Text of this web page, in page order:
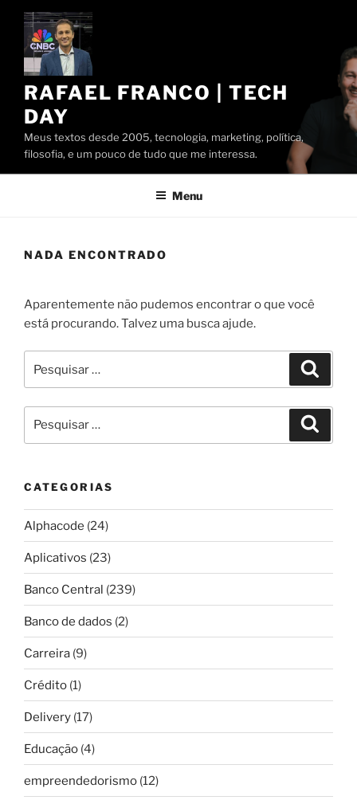
Pular
conteúdo
RAFAEL FRANCO | TECH
DAY
Meus textos desde 2005, tecnologia, marketing, política,
filosofia, e um pouco de tudo que me interessa.
Menu
NADA ENCONTRADO
Aparentemente não pudemos encontrar o que você
está procurando. Talvez uma busca ajude.
por:
por:
CATEGORIAS
Alphacode (24)
Aplicativos (23)
Banco Central (239)
Banco de dados (2)
Carreira (9)
Crédito (1)
Delivery (17)
Educação (4)
empreendedorismo (12)